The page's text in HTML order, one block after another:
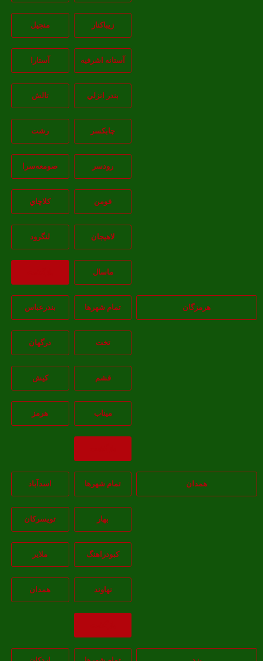
زیباکنار منجیل
آستانه اشرفيه آستارا
بندر انزلي تالش
چابکسر رشت
رودسر صومعه‌سرا
فومن کلاچاي
لاهيجان لنگرود
ماسال
هرمزگان تمام شهر‌ها بندرعباس
تخت درگهان
قشم کيش
ميناب هرمز
همدان تمام شهر‌ها اسدآباد
تويسرکان
کبودراهنگ ملاير
نهاوند همدان